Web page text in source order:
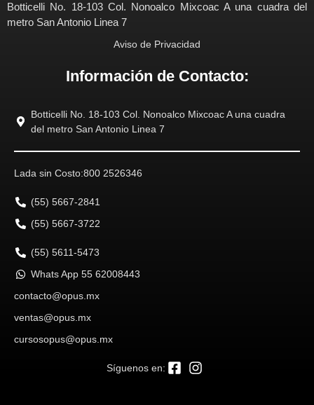
Botticelli No. 18-103 Col. Nonoalco Mixcoac A una cuadra del
metro San Antonio Linea 7
Aviso de Privacidad
Información de Contacto:
Botticelli No. 18-103 Col. Nonoalco Mixcoac A una cuadra
del metro San Antonio Linea 7
Lada sin Costo:800 2526346
(55) 5667-2841
(55) 5667-3722
(55) 5611-5473
Whats App 55 62008443
contacto@opus.mx
ventas@opus.mx
cursosopus@opus.mx
Síguenos en: